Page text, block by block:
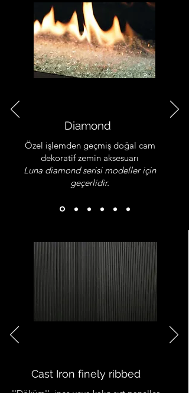
Diamond
Özel işlemden geçmiş doğal cam
dekoratif zemin aksesuarı
Luna diamond serisi modeller için
geçerlidir.
Cast Iron finely ribbed